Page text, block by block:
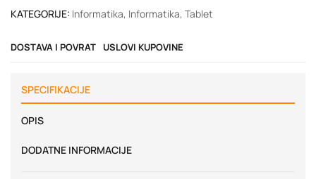
KATEGORIJE: Informatika, Informatika, Tablet
DOSTAVA I POVRAT USLOVI KUPOVINE
SPECIFIKACIJE
OPIS
DODATNE INFORMACIJE